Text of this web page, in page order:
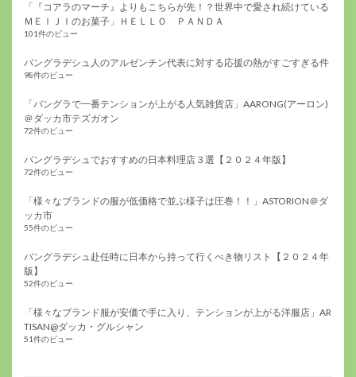
「『コアラのマーチ』よりもこちらが先！？世界中で愛され続けている
ＭＥＩＪＩのお菓子」ＨＥＬＬＯ ＰＡＮＤＡ
101件のビュー
バングラデシュ人のアルゼンチン代表に対する応援の熱がすごすぎる件
98件のビュー
「バングラで一番テンションが上がる人気雑貨店」AARONG(アーロン)
＠ダッカ市テズガオン
72件のビュー
バングラデシュでおすすめの日本料理店３選【２０２４年版】
72件のビュー
「様々なブランドの服が低価格で並ぶ様子は圧巻！！」ASTORION＠ダ
ッカ市
55件のビュー
バングラデシュ赴任時に日本から持って行くべき物リスト【２０２４年
版】
52件のビュー
「様々なブランド服が安価で手に入り、テンションが上がる洋服店」AR
TISAN@ダッカ・グルシャン
51件のビュー